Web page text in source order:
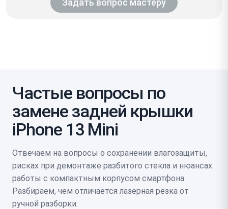
Задать вопрос мастеру
Частые вопросы по
замене задней крышки
iPhone 13 Mini
Отвечаем на вопросы о сохранении влагозащиты,
рисках при демонтаже разбитого стекла и нюансах
работы с компактным корпусом смартфона.
Разбираем, чем отличается лазерная резка от
ручной разборки.